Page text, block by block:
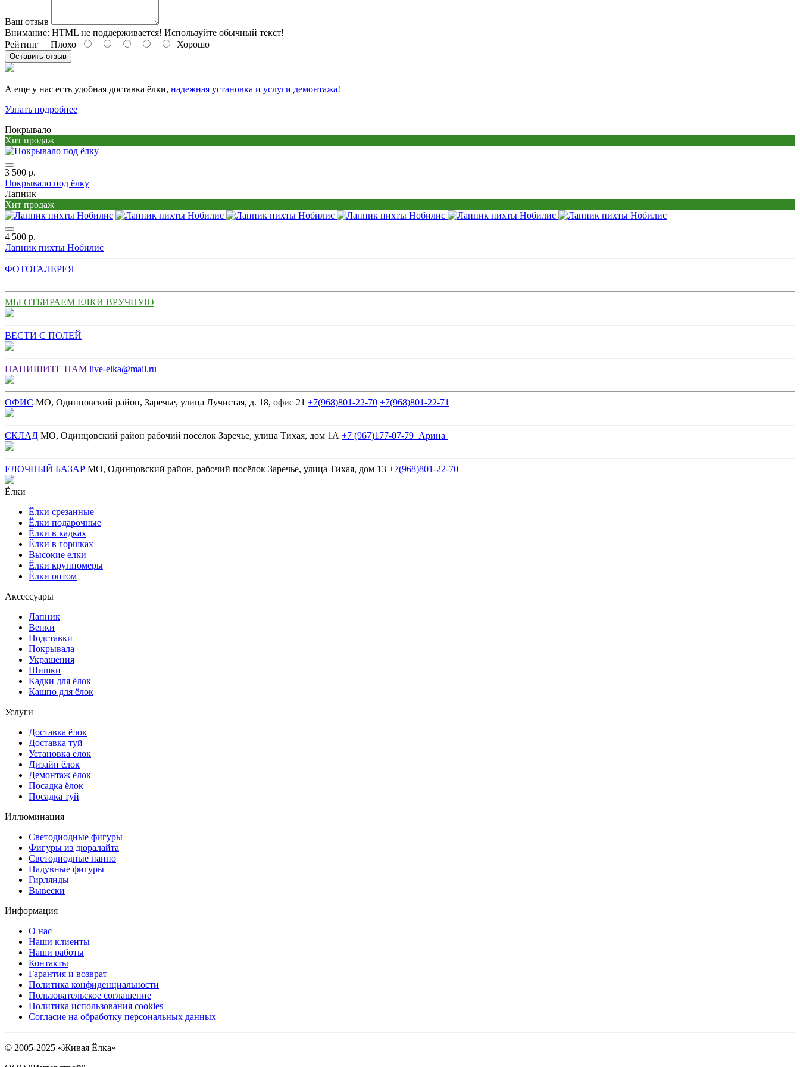
Ваш отзыв
Внимание: HTML не поддерживается! Используйте обычный текст!
Рейтинг Плохо Хорошо
Оставить отзыв
А еще у нас есть удобная доставка ёлки, надежная установка и услуги демонтажа!
Узнать подробнее
Покрывало
Хит продаж
3 500 р.
Покрывало под ёлку
Лапник
Хит продаж
4 500 р.
Лапник пихты Нобилис
ФОТОГАЛЕРЕЯ
МЫ ОТБИРАЕМ ЕЛКИ ВРУЧНУЮ
ВЕСТИ С ПОЛЕЙ
НАПИШИТЕ НАМ live-elka@mail.ru
ОФИС МО, Одинцовский район, Заречье, улица Лучистая, д. 18, офис 21 +7(968)801-22-70 +7(968)801-22-71
СКЛАД МО, Одинцовский район рабочий посёлок Заречье, улица Тихая, дом 1А +7 (967)177-07-79 Арина
ЕЛОЧНЫЙ БАЗАР МО, Одинцовский район, рабочий посёлок Заречье, улица Тихая, дом 13 +7(968)801-22-70
Ёлки
Ёлки срезанные
Ёлки подарочные
Ёлки в кадках
Ёлки в горшках
Высокие елки
Ёлки крупномеры
Ёлки оптом
Аксессуары
Лапник
Венки
Подставки
Покрывала
Украшения
Шишки
Кадки для ёлок
Кашпо для ёлок
Услуги
Доставка ёлок
Доставка туй
Установка ёлок
Дизайн ёлок
Демонтаж ёлок
Посадка ёлок
Посадка туй
Иллюминация
Светодиодные фигуры
Фигуры из дюралайта
Светодиодные панно
Надувные фигуры
Гирлянды
Вывески
Информация
О нас
Наши клиенты
Наши работы
Контакты
Гарантия и возврат
Политика конфиденциальности
Пользовательское соглашение
Политика использования cookies
Согласие на обработку персональных данных
© 2005-2025 «Живая Ёлка»